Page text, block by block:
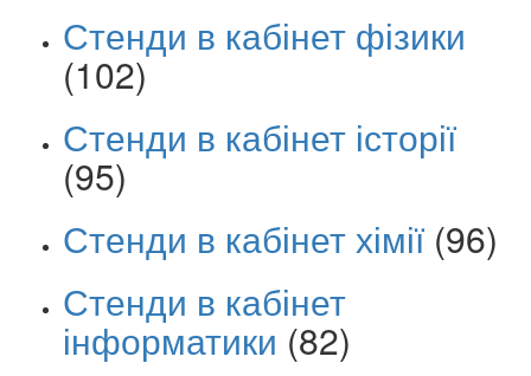
Стенди в кабінет фізики
(102)
Стенди в кабінет історії
(95)
Стенди в кабінет хімії (96)
Стенди в кабінет
інформатики (82)